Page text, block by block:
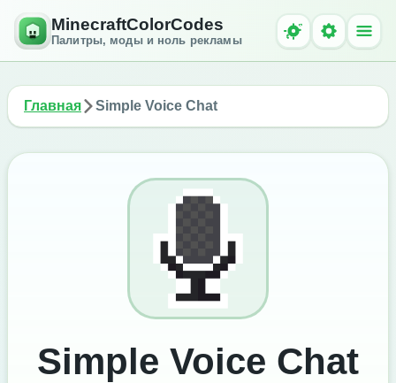
MinecraftColorCodes
Палитры, моды и ноль рекламы
Главная Simple Voice Chat
Simple Voice Chat